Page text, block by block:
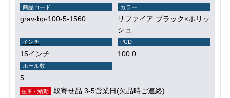
商品コード
grav-bp-100-5-1560
カラー
サファイア ブラック×ポリッ
シュ
インチ
15インチ
PCD
100.0
ホール数
5
在庫・納期 取寄せ品 3-5営業日(欠品時ご連絡)